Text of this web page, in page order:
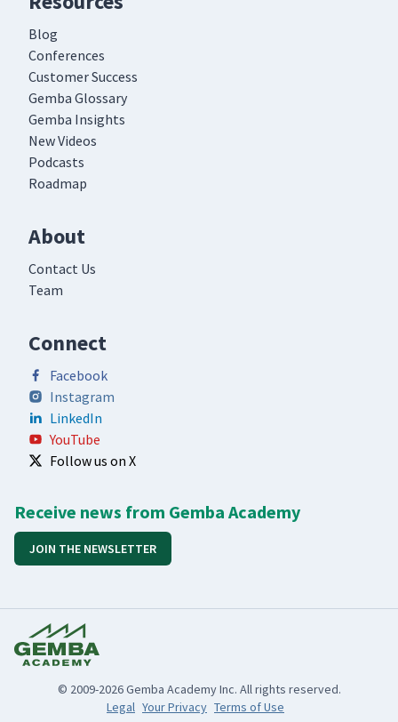
Blog
Conferences
Customer Success
Gemba Glossary
Gemba Insights
New Videos
Podcasts
Roadmap
About
Contact Us
Team
Connect
Facebook
Instagram
LinkedIn
YouTube
Follow us on X
Receive news from Gemba Academy
JOIN THE NEWSLETTER
© 2009-2026 Gemba Academy Inc. All rights reserved.
Legal Your Privacy Terms of Use